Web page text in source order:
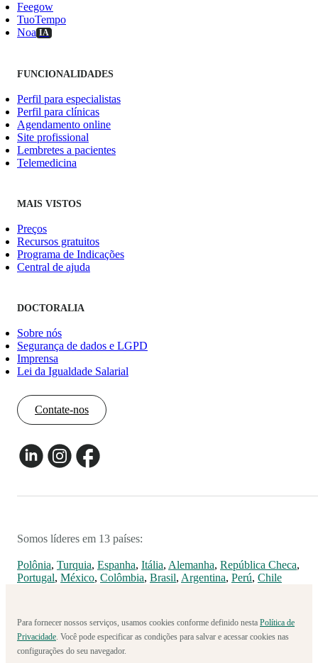
Feegow
TuoTempo
Noa IA
FUNCIONALIDADES
Perfil para especialistas
Perfil para clínicas
Agendamento online
Site profissional
Lembretes a pacientes
Telemedicina
MAIS VISTOS
Preços
Recursos gratuitos
Programa de Indicações
Central de ajuda
DOCTORALIA
Sobre nós
Segurança de dados e LGPD
Imprensa
Lei da Igualdade Salarial
Contate-nos
Somos líderes em 13 países:
Polônia, Turquia, Espanha, Itália, Alemanha, República Checa,
Portugal, México, Colômbia, Brasil, Argentina, Perú, Chile
Para fornecer nossos serviços, usamos cookies conforme definido nesta Política de
Privacidade. Você pode especificar as condições para salvar e acessar cookies nas
configurações do seu navegador.